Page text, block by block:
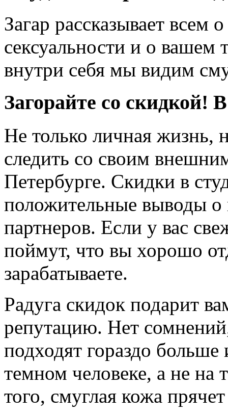
Загар рассказывает всем
сексуальности и о вашем
внутри себя мы видим
Загорайте со скидкой!
Не только личная жизнь,
следить со своим
Петербурге. Скидки в
положительные выводы о
партнеров. Если у вас
поймут, что вы хорошо
зарабатываете.
Радуга скидок подарит
репутацию. Нет
подходят гораздо больше
темном человеке, а не на
того, смуглая кожа